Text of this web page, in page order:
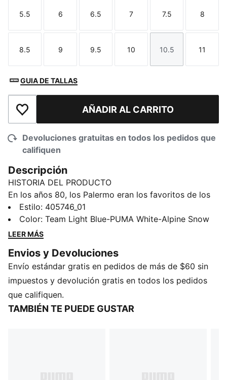
Talla
5.5
Talla
6
Talla
6.5
Talla
7
Talla
7.5
Talla
8
Talla
8.5
Talla
9
Talla
9.5
Talla
10
Talla
10.5
Talla
11
GUIA DE TALLAS
Añadir a la lista de deseosAÑADIR AL CARRITO
Devoluciones gratuitas en todos los pedidos que
califiquen
Descripción
HISTORIA DEL PRODUCTO
En los años 80, los Palermo eran los favoritos de los
fans en los estadios de futbol británicos, reconocibles
al instante por sus toques de color y su suela clásica
de goma. Hoy en día, los Palermo han pasado de ser
prenda básica nostálgica del streetwear, lista para el
día del partido y para todos los días.
DETALLES
Ancho: Regular
Tipo de puntera: Redondeado
Estilo: 405746_01
Color: Team Light Blue-PUMA White-Alpine Snow
LEER MÁS
Envios y Devoluciones
Envío estándar gratis en pedidos de más de $60 sin
impuestos y devolución gratis en todos los pedidos
que califiquen.
TAMBIÉN TE PUEDE GUSTAR